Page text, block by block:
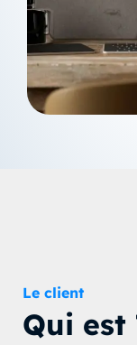
Le client
Qui est